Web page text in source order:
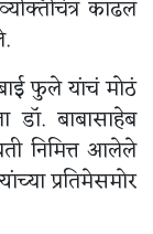
काढलं
फुले यांचं मोठं
डॉ. बाबासाहेब
निमित्त आलेले
प्रतिमेसमोर